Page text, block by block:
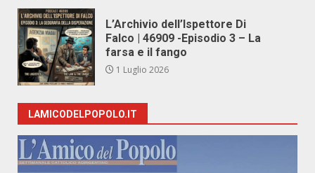
L’Archivio dell’Ispettore Di
Falco | 46909 -Episodio 3 – La
farsa e il fango
1 Luglio 2026
LAMICODELPOPOLO.IT